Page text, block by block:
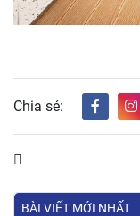
Chia sẻ:
BÀI VIẾT MỚI NHẤT